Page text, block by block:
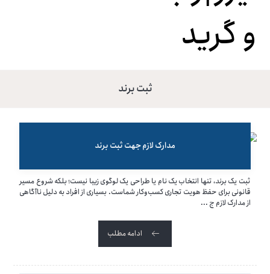
ثبت برند
مدارک لازم جهت ثبت برند
ثبت یک برند، تنها انتخاب یک نام یا طراحی یک لوگوی زیبا نیست؛ بلکه شروع مسیر
قانونی برای حفظ هویت تجاری کسب‌وکار شماست. بسیاری از افراد به دلیل ناآگاهی
از مدارک لازم ج ...
ادامه مطلب